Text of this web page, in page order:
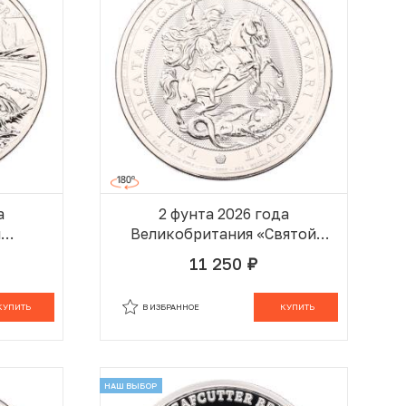
—
2 фунта 2026 года
Великобритания «Святой
Георгий и Дракон»
11 250 руб.
КУПИТЬ
В ИЗБРАННОЕ
НАШ ВЫБОР